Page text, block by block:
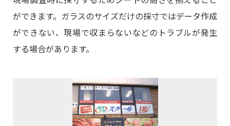
ができます。ガラスのサイズだけの採寸ではデータ作成
ができない、現場で収まらないなどのトラブルが発生
する場合があります。